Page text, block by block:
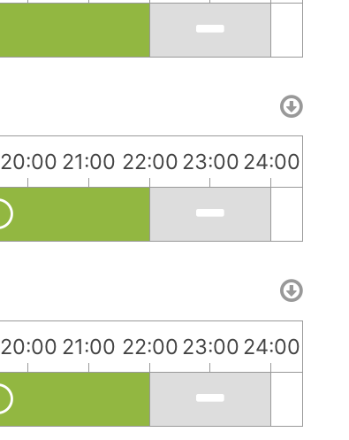
20:00 21:00 22:00 23:00 24:00
20:00 21:00 22:00 23:00 24:00